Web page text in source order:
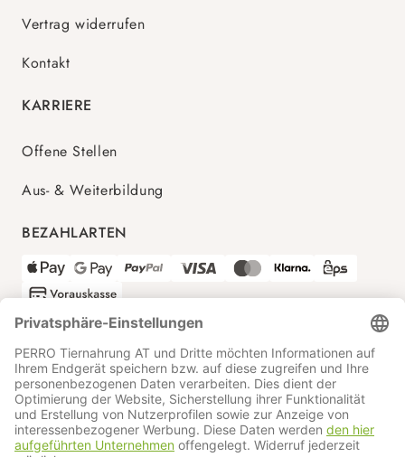
Vertrag widerrufen
Kontakt
KARRIERE
Offene Stellen
Aus- & Weiterbildung
BEZAHLARTEN
VERSANDPARTNER